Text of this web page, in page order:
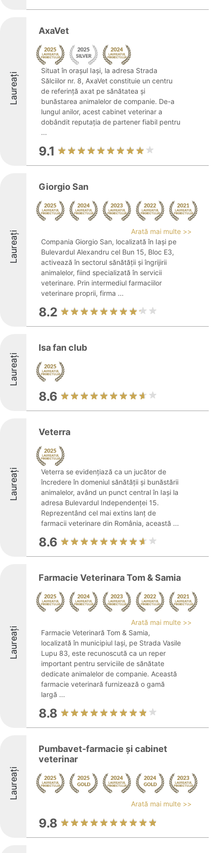
Laureați
AxaVet
Situat în orașul Iași, la adresa Strada
Sălciilor nr. 8, AxaVet constituie un centru
de referință axat pe sănătatea și
bunăstarea animalelor de companie. De-a
lungul anilor, acest cabinet veterinar a
dobândit reputația de partener fiabil pentru
...
9.1
Laureați
Giorgio San
Arată mai multe >>
Compania Giorgio San, localizată în Iași pe
Bulevardul Alexandru cel Bun 15, Bloc E3,
activează în sectorul sănătății și îngrijirii
animalelor, fiind specializată în servicii
veterinare. Prin intermediul farmaciilor
veterinare proprii, firma ...
8.2
Laureați
Isa fan club
8.6
Laureați
Veterra
Veterra se evidențiază ca un jucător de
încredere în domeniul sănătății și bunăstării
animalelor, având un punct central în Iași la
adresa Bulevardul Independenței 15.
Reprezentând cel mai extins lanț de
farmacii veterinare din România, această ...
8.6
Laureați
Farmacie Veterinara Tom & Samia
Arată mai multe >>
Farmacie Veterinară Tom & Samia,
localizată în municipiul Iași, pe Strada Vasile
Lupu 83, este recunoscută ca un reper
important pentru serviciile de sănătate
dedicate animalelor de companie. Această
farmacie veterinară furnizează o gamă
largă ...
8.8
Laureați
Pumbavet-farmacie și cabinet
veterinar
Arată mai multe >>
9.8